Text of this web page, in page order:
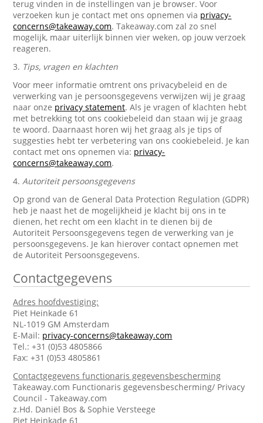
terug vinden in de instellingen van je browser. Voor
verzoeken kun je contact met ons opnemen via privacy-
concerns@takeaway.com. Takeaway.com zal zo snel
mogelijk, maar uiterlijk binnen vier weken, op jouw verzoek
reageren.
3. Tips, vragen en klachten
Voor meer informatie omtrent ons privacybeleid en de
verwerking van je persoonsgegevens verwijzen wij je graag
naar onze privacy statement. Als je vragen of klachten hebt
met betrekking tot ons cookiebeleid dan staan wij je graag
te woord. Daarnaast horen wij het graag als je tips of
suggesties hebt ter verbetering van ons cookiebeleid. Je kan
contact met ons opnemen via: privacy-
concerns@takeaway.com.
4.Autoriteit persoonsgegevens
Op grond van de General Data Protection Regulation (GDPR)
heb je naast het de mogelijkheid je klacht bij ons in te
dienen, het recht om een klacht in te dienen bij de
Autoriteit Persoonsgegevens tegen de verwerking van je
persoonsgegevens. Je kan hierover contact opnemen met
de Autoriteit Persoonsgegevens.
Contactgegevens
Adres hoofdvestiging:
Piet Heinkade 61
NL-1019 GM Amsterdam
E-Mail: privacy-concerns@takeaway.com
Tel.: +31 (0)53 4805866
Fax: +31 (0)53 4805861
Contactgegevens functionaris gegevensbescherming
Takeaway.com Functionaris gegevensbescherming/ Privacy
Council - Takeaway.com
z.Hd. Daniël Bos & Sophie Versteege
Piet Heinkade 61